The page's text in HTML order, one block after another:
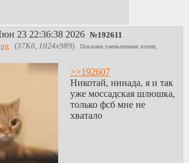
23 22:36:38 2026 №192611
(37Кб, 1024x989)
Показана уменьшенная копия,
>>192607
Никотай, нинада, я и так
уже моссадская шлюшка,
только фсб мне не
хватало